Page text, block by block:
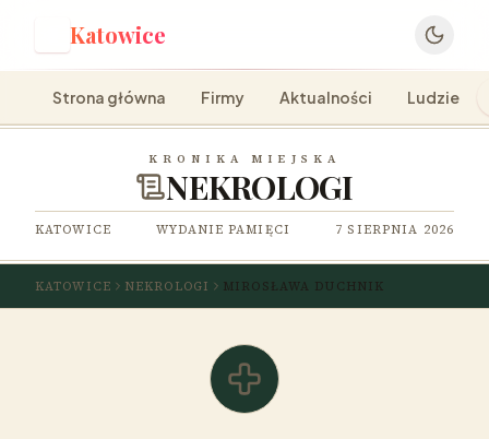
Katowice
Strona główna Firmy Aktualności Ludzie
KRONIKA MIEJSKA
NEKROLOGI
KATOWICE WYDANIE PAMIĘCI 7 SIERPNIA 2026
KATOWICE NEKROLOGI MIROSŁAWA DUCHNIK